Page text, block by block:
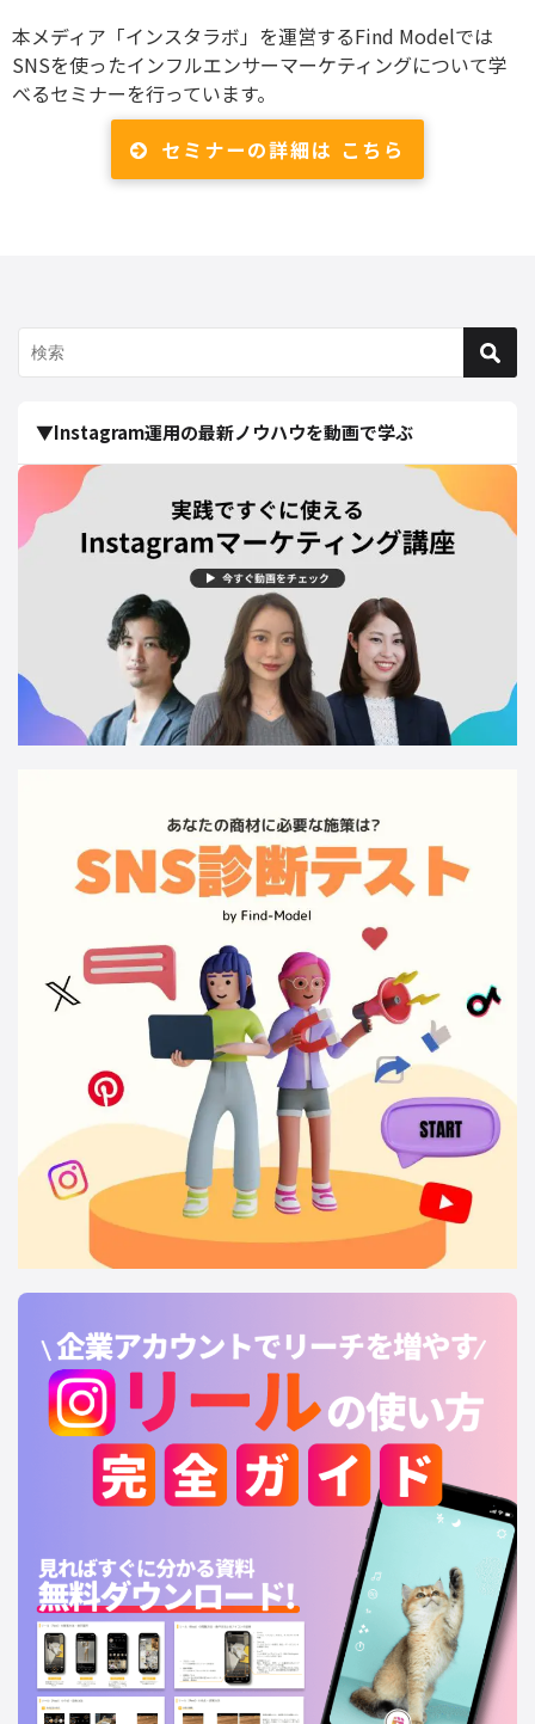
本メディア「インスタラボ」を運営するFind Modelでは
SNSを使ったインフルエンサーマーケティングについて学
べるセミナーを行っています。
セミナーの詳細は こちら
▼Instagram運用の最新ノウハウを動画で学ぶ